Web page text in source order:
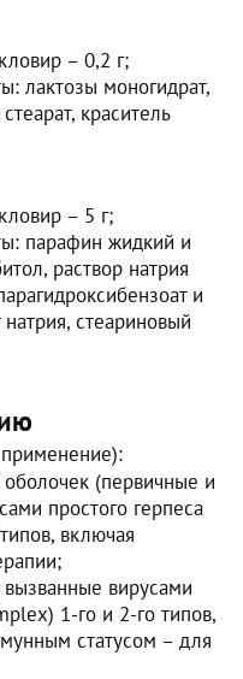
– 0,2 г;
лактозы моногидрат,
краситель
– 5 г;
парафин жидкий и
раствор натрия
и
стеариновый
(первичные и
простого герпеса
включая
вирусами
1-го и 2-го типов,
статусом – для